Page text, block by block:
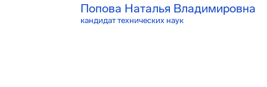
Попова Наталья Владимировна
кандидат технических наук